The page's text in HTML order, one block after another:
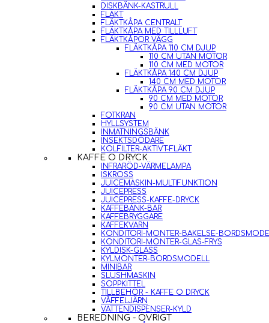
DISKBÄNK-KASTRULL
FLÄKT
FLÄKTKÅPA CENTRALT
FLÄKTKÅPA MED TILLLUFT
FLÄKTKÅPOR VÄGG
FLÄKTKÅPA 110 CM DJUP
110 CM UTAN MOTOR
110 CM MED MOTOR
FLÄKTKÅPA 140 CM DJUP
140 CM MED MOTOR
FLÄKTKÅPA 90 CM DJUP
90 CM MED MOTOR
90 CM UTAN MOTOR
FOTKRAN
HYLLSYSTEM
INMATNINGSBÄNK
INSEKTSDÖDARE
KOLFILTER-AKTIVT-FLÄKT
KAFFE O DRYCK
INFRARÖD-VÄRMELAMPA
ISKROSS
JUICEMASKIN-MULTIFUNKTION
JUICEPRESS
JUICEPRESS-KAFFE-DRYCK
KAFFEBÄNK-BAR
KAFFEBRYGGARE
KAFFEKVARN
KONDITORI-MONTER-BAKELSE-
KONDITORI-MONTER-GLAS-FRYS
KYLDISK-GLASS
KYLMONTER-BORDSMODELL
MINIBAR
SLUSHMASKIN
SOPPKITTEL
TILLBEHÖR - KAFFE O DRYCK
VÅFFELJÄRN
VATTENDISPENSER-KYLD
BEREDNING - ÖVRIGT